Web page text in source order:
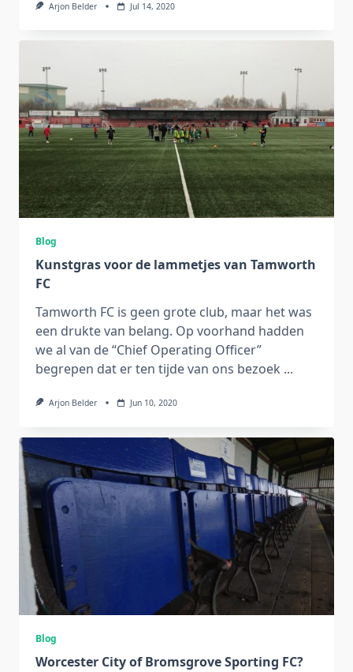
Arjon Belder Jul 14, 2020
Blog
Kunstgras voor de lammetjes van Tamworth
FC
Tamworth FC is geen grote club, maar het was
een drukte van belang. Op voorhand hadden
we al van de “Chief Operating Officer”
begrepen dat er ten tijde van ons bezoek ...
Arjon Belder Jun 10, 2020
Blog
Worcester City of Bromsgrove Sporting FC?